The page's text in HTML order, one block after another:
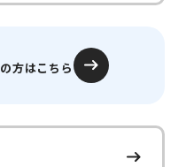
の方はこちら